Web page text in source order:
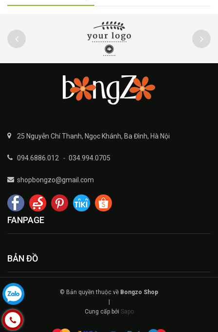
25 Nguyễn Chí Thanh, Ngọc Khánh, Ba Đình, Hà Nội
094.6886.012 - 034.994.0705
shopbongzo@gmail.com
FANPAGE
BẢN ĐỒ
© Bản quyền thuộc về Bongzo Shop
Cung cấp bởi Sapo